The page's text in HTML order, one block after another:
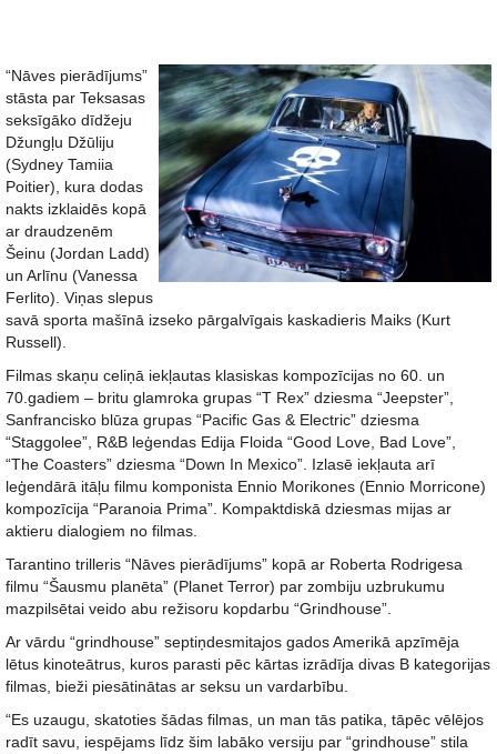
“Nāves pierādījums”
stāsta par Teksasas
seksīgāko dīdžeju
Džungļu Džūliju
(Sydney Tamiia
Poitier), kura dodas
nakts izklaidēs kopā
ar draudzenēm
Šeinu (Jordan Ladd)
un Arlīnu (Vanessa
Ferlito). Viņas slepus
savā sporta mašīnā izseko pārgalvīgais kaskadieris Maiks (Kurt
Russell).
Filmas skaņu celiņā iekļautas klasiskas kompozīcijas no 60. un
70.gadiem – britu glamroka grupas “T Rex” dziesma “Jeepster”,
Sanfrancisko blūza grupas “Pacific Gas & Electric” dziesma
“Staggolee”, R&B leģendas Edija Floida “Good Love, Bad Love”,
“The Coasters” dziesma “Down In Mexico”. Izlasē iekļauta arī
leģendārā itāļu filmu komponista Ennio Morikones (Ennio Morricone)
kompozīcija “Paranoia Prima”. Kompaktdiskā dziesmas mijas ar
aktieru dialogiem no filmas.
Tarantino trilleris “Nāves pierādījums” kopā ar Roberta Rodrigesa
filmu “Šausmu planēta” (Planet Terror) par zombiju uzbrukumu
mazpilsētai veido abu režisoru kopdarbu “Grindhouse”.
Ar vārdu “grindhouse” septiņdesmitajos gados Amerikā apzīmēja
lētus kinoteātrus, kuros parasti pēc kārtas izrādīja divas B kategorijas
filmas, bieži piesātinātas ar seksu un vardarbību.
“Es uzaugu, skatoties šādas filmas, un man tās patika, tāpēc vēlējos
radīt savu, iespējams līdz šim labāko versiju par “grindhouse” stila